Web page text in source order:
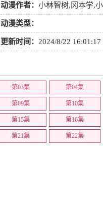
冈祯丞 小西克幸 水野理纱
动漫作者： 小林智树,冈本学,
动漫类型：
更新时间： 2024/8/22 16:01:17
第03集 第04集
第09集 第10集
第15集 第16集
第21集 第22集